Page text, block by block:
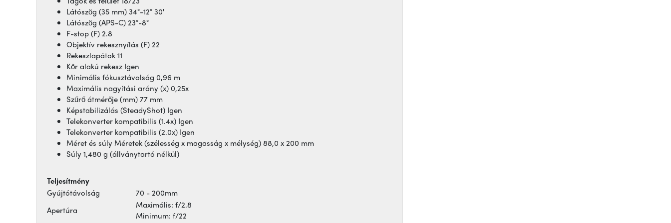
Látószög (35 mm) 34°-12° 30'
Látószög (APS-C) 23°-8°
F-stop (F) 2.8
Objektív rekesznyílás (F) 22
Rekeszlapátok 11
Kör alakú rekesz Igen
Minimális fókusztávolság 0,96 m
Maximális nagyítási arány (x) 0,25x
Szűrő átmérője (mm) 77 mm
Képstabilizálás (SteadyShot) Igen
Telekonverter kompatibilis (1.4x) Igen
Telekonverter kompatibilis (2.0x) Igen
Méret és súly Méretek (szélesség x magasság x mélység) 88,0 x 200 mm
Súly 1,480 g (állványtartó nélkül)
Teljesítmény
Gyújtótávolság
70 - 200mm
Apertúra
Maximális: f/2.8
Minimum: f/22